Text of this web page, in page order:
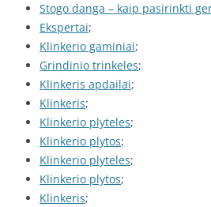
Stogo danga – kaip pasirinkti
Ekspertai;
Klinkerio gaminiai;
Grindinio trinkeles;
Klinkeris apdailai;
Klinkeris;
Klinkerio plyteles;
Klinkerio plytos;
Klinkerio plyteles;
Klinkerio plytos;
Klinkeris;